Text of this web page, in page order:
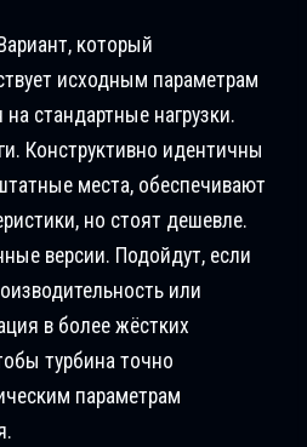
который
исходным параметрам
на стандартные нагрузки.
Конструктивно идентичны
места, обеспечивают
но стоят дешевле.
версии. Подойдут, если
или
в более жёстких
турбина точно
параметрам